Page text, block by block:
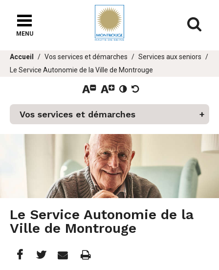
chat
MENU
Vous
êtes
Accueil Vos services et démarches
Services aux seniors
Le Service Autonomie de la Ville de Montrouge
Vos services et démarches
Le Service Autonomie de la
Ville de Montrouge
Partager
Partager
Partager
Imprimer